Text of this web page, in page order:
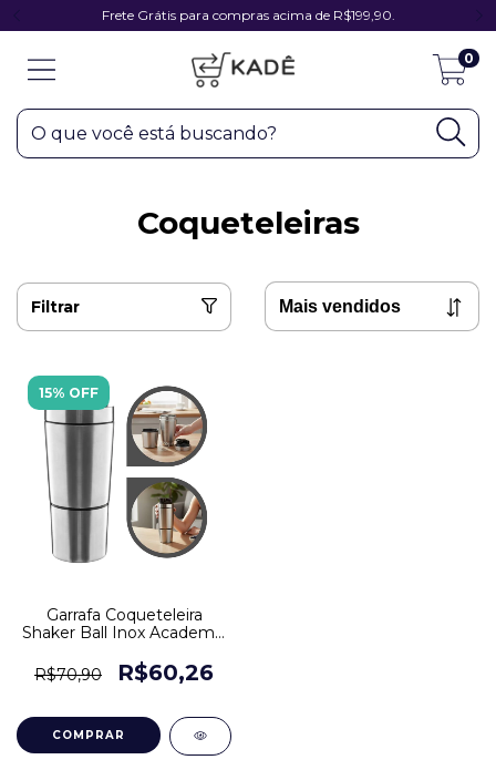
Frete Grátis para compras acima de R$199,90.
0
Coqueteleiras
Filtrar
15% OFF
Garrafa Coqueteleira
Shaker Ball Inox Academia
R$70,90
R$60,26